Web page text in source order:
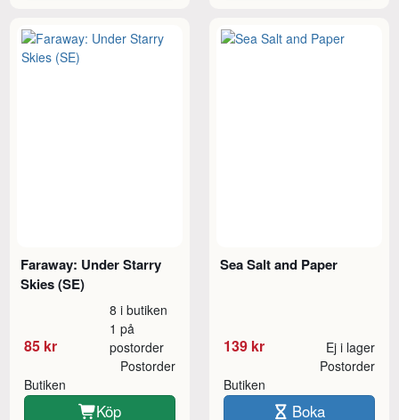
Faraway: Under Starry
Skies (SE)
85 kr
8 i butiken
1 på
postorder
Butiken
Postorder
Köp
Sea Salt and Paper
139 kr Ej i lager
Butiken
Postorder
Boka